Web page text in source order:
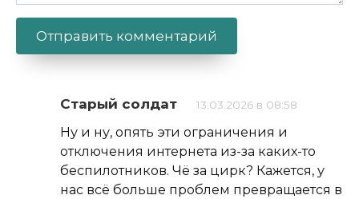
Старый солдат
13.03.2026 в 08:58
Ну и ну, опять эти ограничения и
отключения интернета из-за каких-то
беспилотников. Чё за цирк? Кажется, у
нас всё больше проблем превращается в